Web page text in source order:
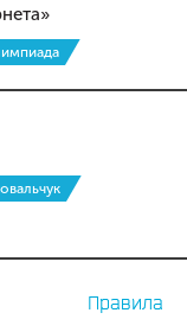
Правила